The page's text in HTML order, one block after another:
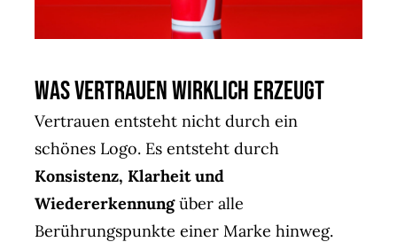
Was Vertrauen wirklich erzeugt
Vertrauen entsteht nicht durch ein
schönes Logo. Es entsteht durch
Konsistenz, Klarheit und
Wiedererkennungüber alle
Berührungspunkte einer Marke hinweg.